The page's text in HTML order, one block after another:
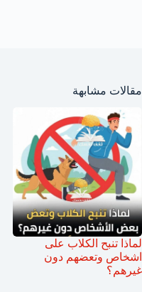
مقالات مشابهة
لماذا تنبح الكلاب على
اشخاص وتعضهم دون
غيرهم؟